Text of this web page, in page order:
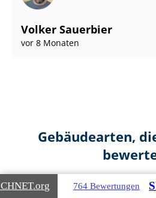
Volker Sauerbier
vor 8 Monaten
Gebäudearten,
.org 764 Bewertungen